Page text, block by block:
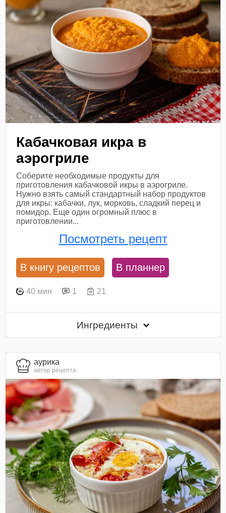
Кабачковая икра в
аэрогриле
Соберите необходимые продукты для
приготовления кабачковой икры в аэрогриле.
Нужно взять самый стандартный набор продуктов
для икры: кабачки, лук, морковь, сладкий перец и
помидор. Еще один огромный плюс в
приготовлении...
Посмотреть рецепт
В книгу рецептов В планнер
40 мин 1 21
Ингредиенты
aурика
автор рецепта